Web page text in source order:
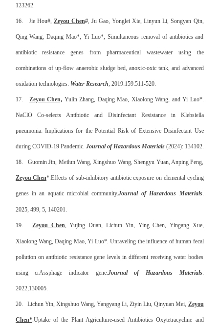
123262.
16. Jie Hou#, Zeyou Chen#, Ju Gao, Yonglei Xie, Linyun Li, Songyan Qin,
Qing Wang, Daqing Mao*, Yi Luo*, Simultaneous removal of antibiotics and
antibiotic resistance genes from pharmaceutical wastewater using the
combinations of up-flow anaerobic sludge bed, anoxic-oxic tank, and advanced
oxidation technologies. Water Research, 2019:159:511-520.
17. Zeyou Chen, Yulin Zhang, Daqing Mao, Xiaolong Wang, and Yi Luo*.
NaClO Co-selects Antibiotic and Disinfectant Resistance in Klebsiella
pneumonia: Implications for the Potential Risk of Extensive Disinfectant Use
during COVID-19 Pandemic. Journal of Hazardous Materials(2024): 134102.
18. Guomin Jin, Meilun Wang, Xingshuo Wang, Shengyu Yuan, Anping Peng,
Zeyou Chen*.Effects of sub-inhibitory antibiotic exposure on elemental cycling
genes in an aquatic microbial community.Journal of Hazardous Materials.
2025, 499, 5, 140201.
19. Zeyou Chen, Yujing Duan, Lichun Yin, Ying Chen, Yingang Xue,
Xiaolong Wang, Daqing Mao, Yi Luo*.Unraveling the influence of human fecal
pollution on antibiotic resistance gene levels in different receiving water bodies
using crAssphage indicator gene.Journal of Hazardous Materials.
2022,130005.
20. Lichun Yin, Xingshuo Wang, Yangyang Li, Ziyin Liu, Qinyuan Mei, Zeyou
Chen*.Uptake of the Plant Agriculture-used Antibiotics Oxytetracycline and